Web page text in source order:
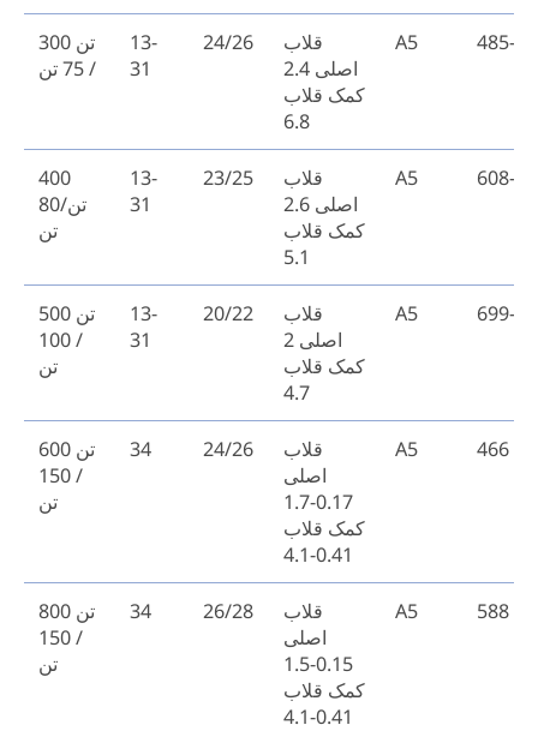
300 تن
/ 75 تن
13-
31
24/26
قلاب
اصلی 2.4
کمک قلاب
6.8
A5 485-
400
تن/80
تن
13-
31
23/25
قلاب
اصلی 2.6
کمک قلاب
5.1
A5 608-
500 تن
/ 100
تن
13-
31
20/22
قلاب
اصلی 2
کمک قلاب
4.7
A5 699-
600 تن
/ 150
تن
34 24/26
قلاب
اصلی
0.17-1.7
کمک قلاب
0.41-4.1
A5 466
800 تن
/ 150
تن
34 26/28
قلاب
اصلی
0.15-1.5
کمک قلاب
0.41-4.1
A5 588